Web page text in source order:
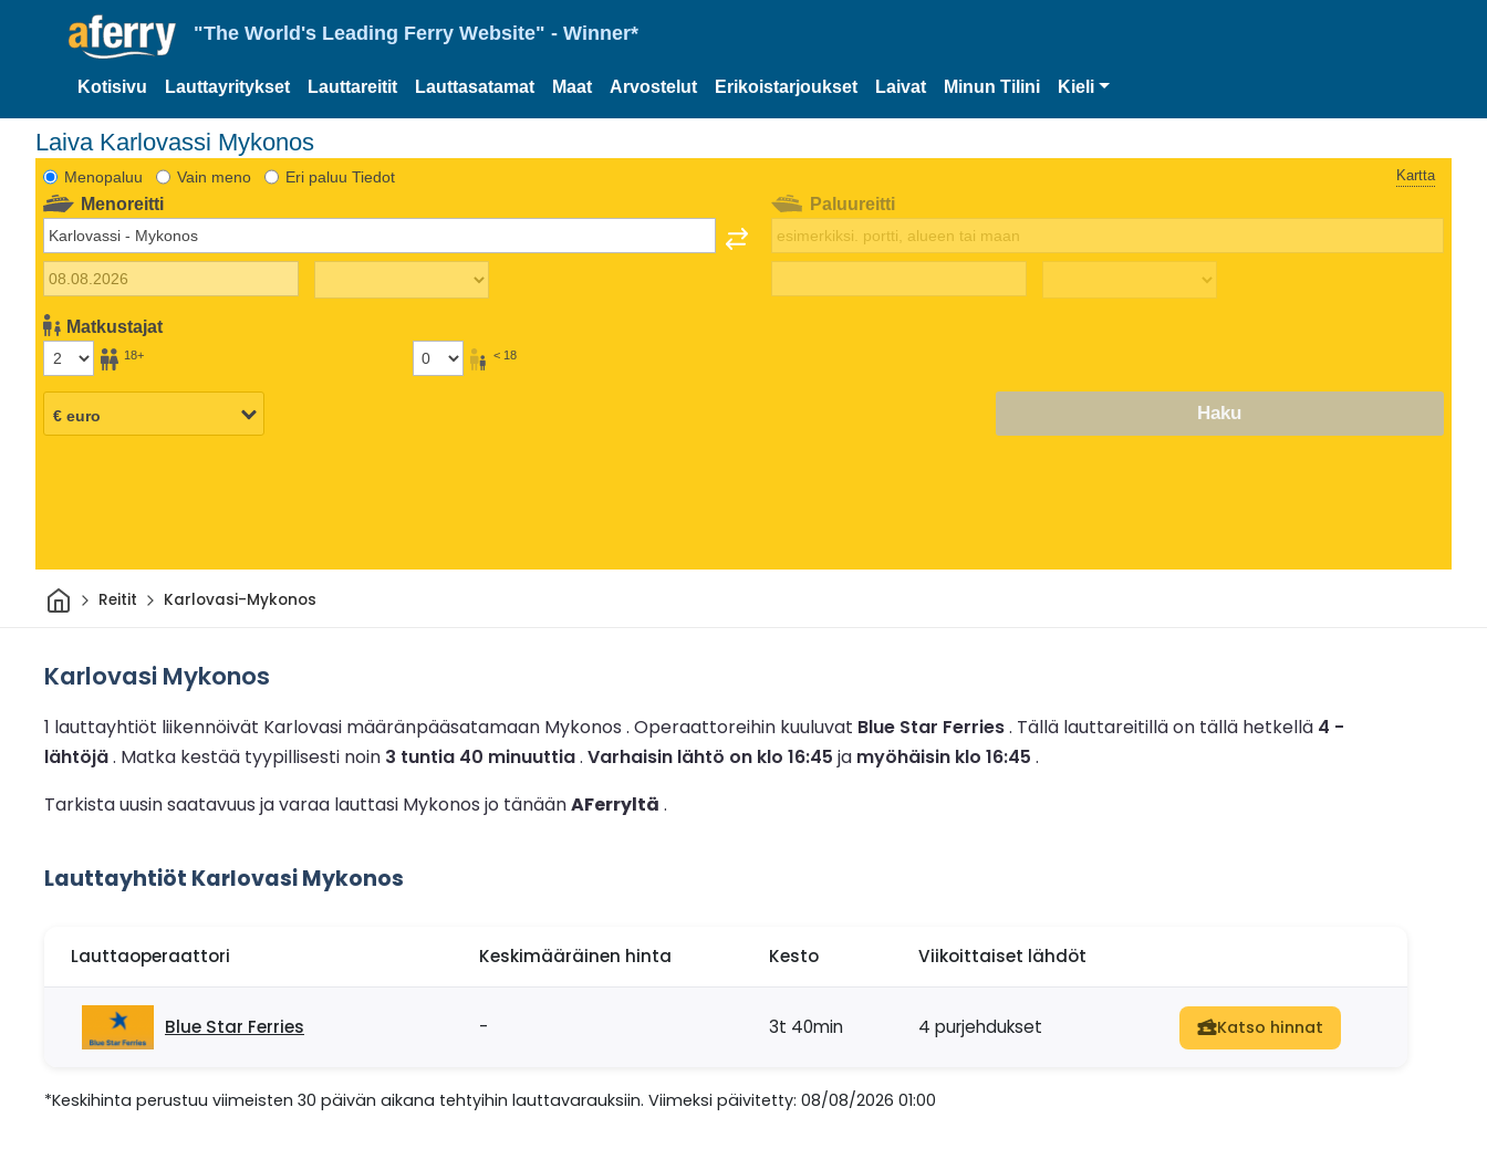
"The World's Leading Ferry Website" - Winner*
Kotisivu Lauttayritykset Lauttareitit Lauttasatamat Maat Arvostelut Erikoistarjoukset Laivat Minun Tilini Kieli
Laiva Karlovassi Mykonos
Menopaluu Vain meno Eri paluu Tiedot Kartta
Menoreitti
Matkustajat
18+ < 18
Paluureitti
Haku
KotiinReitit Karlovasi-Mykonos
Karlovasi Mykonos
1 lauttayhtiöt liikennöivät Karlovasi määränpääsatamaan Mykonos . Operaattoreihin kuuluvat Blue Star Ferries. Tällä lauttareitillä on tällä hetkellä 4 -
lähtöjä. Matka kestää tyypillisesti noin 3 tuntia 40 minuuttia. Varhaisin lähtö on klo 16:45 ja myöhäisin klo 16:45 .
Tarkista uusin saatavuus ja varaa lauttasi Mykonos jo tänäänAFerryltä .
Lauttayhtiöt Karlovasi Mykonos
Lauttaoperaattori Keskimääräinen hinta Kesto Viikoittaiset lähdöt
Blue Star Ferries - 3t 40min 4 purjehdukset Katso hinnat
*Keskihinta perustuu viimeisten 30 päivän aikana tehtyihin lauttavarauksiin. Viimeksi päivitetty: 08/08/2026 01:00